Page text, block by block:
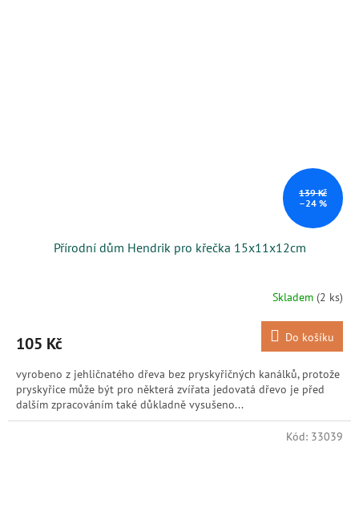
139 Kč
–24 %
Přírodní dům Hendrik pro křečka 15x11x12cm
Skladem (2 ks)
105 Kč Do košíku
vyrobeno z jehličnatého dřeva bez pryskyřičných kanálků, protože
pryskyřice může být pro některá zvířata jedovatá dřevo je před
dalším zpracováním také důkladně vysušeno...
Kód: 33039